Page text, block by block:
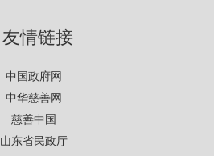
友情链接
中国政府网
中华慈善网
慈善中国
山东省民政厅